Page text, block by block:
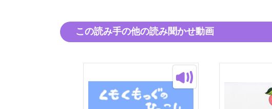
この読み手の他の読み聞かせ動画